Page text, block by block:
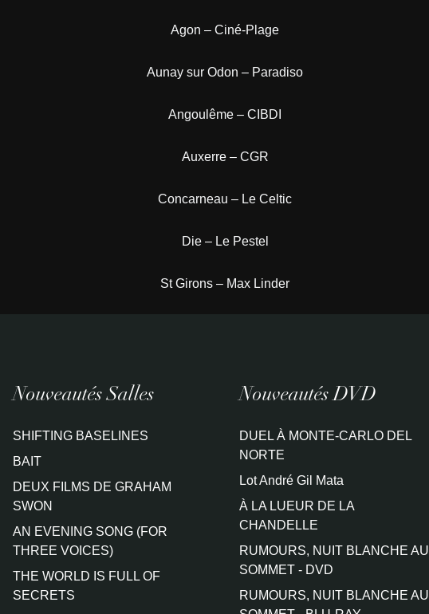
Agon – Ciné-Plage
Aunay sur Odon – Paradiso
Angoulême – CIBDI
Auxerre – CGR
Concarneau – Le Celtic
Die – Le Pestel
St Girons – Max Linder
Nouveautés Salles
SHIFTING BASELINES
BAIT
DEUX FILMS DE GRAHAM
SWON
AN EVENING SONG (FOR
THREE VOICES)
THE WORLD IS FULL OF
SECRETS
Nouveautés DVD
DUEL À MONTE-CARLO DEL
NORTE
Lot André Gil Mata
À LA LUEUR DE LA
CHANDELLE
RUMOURS, NUIT BLANCHE AU
SOMMET - DVD
RUMOURS, NUIT BLANCHE AU